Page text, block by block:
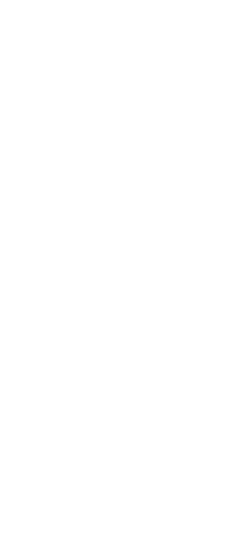
หาร
ร
ละการบริการ
าร
หารเพื่อการสร้างเสริม